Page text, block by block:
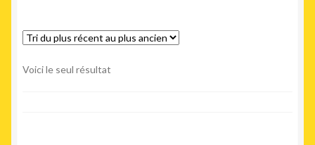
Voici le seul résultat